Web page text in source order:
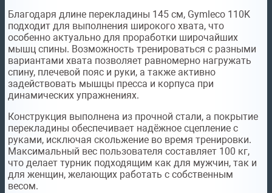
Благодаря длине перекладины 145 см, Gymleco 110K
подходит для выполнения широкого хвата, что
особенно актуально для проработки широчайших
мышц спины. Возможность тренироваться с разными
вариантами хвата позволяет равномерно нагружать
спину, плечевой пояс и руки, а также активно
задействовать мышцы пресса и корпуса при
динамических упражнениях.
Конструкция выполнена из прочной стали, а покрытие
перекладины обеспечивает надёжное сцепление с
руками, исключая скольжение во время тренировки.
Максимальный вес пользователя составляет 100 кг,
что делает турник подходящим как для мужчин, так и
для женщин, желающих работать с собственным
весом.